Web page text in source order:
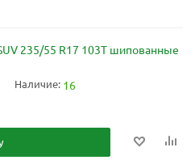
235/55 R17 103T шипованные
Наличие: 16